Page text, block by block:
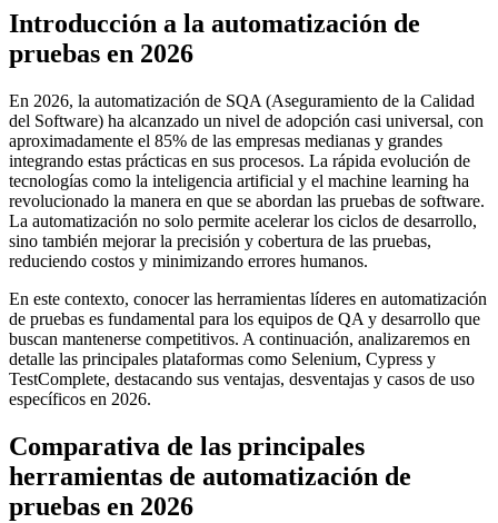
Introducción a la automatización de
pruebas en 2026
En 2026, la automatización de SQA (Aseguramiento de la Calidad
del Software) ha alcanzado un nivel de adopción casi universal, con
aproximadamente el 85% de las empresas medianas y grandes
integrando estas prácticas en sus procesos. La rápida evolución de
tecnologías como la inteligencia artificial y el machine learning ha
revolucionado la manera en que se abordan las pruebas de software.
La automatización no solo permite acelerar los ciclos de desarrollo,
sino también mejorar la precisión y cobertura de las pruebas,
reduciendo costos y minimizando errores humanos.
En este contexto, conocer las herramientas líderes en automatización
de pruebas es fundamental para los equipos de QA y desarrollo que
buscan mantenerse competitivos. A continuación, analizaremos en
detalle las principales plataformas como Selenium, Cypress y
TestComplete, destacando sus ventajas, desventajas y casos de uso
específicos en 2026.
Comparativa de las principales
herramientas de automatización de
pruebas en 2026